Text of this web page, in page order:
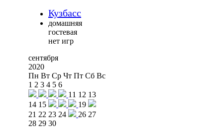
Кузбасс
домашняя
гостевая
нет игр
сентября
2020
Пн Вт Ср Чт Пт Сб Вс
1 2 3 4 5 6
11 12 13
14 15
19
21 22 23 24 26 27
28 29 30